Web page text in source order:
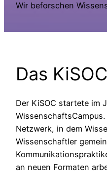
Wir beforschen
Das
Der KiSOC startete im
Netzwerk, in dem
Wissenschaftler
an neuen Formaten